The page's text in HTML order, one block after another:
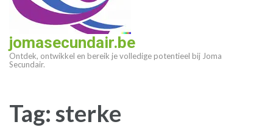
jomasecundair.be
Ontdek, ontwikkel en bereik je volledige potentieel bij Joma
Secundair.
Tag:sterke